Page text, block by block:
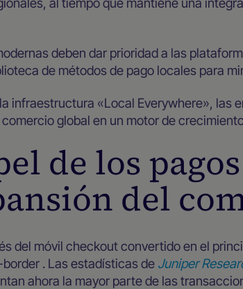
deben dar prioridad a las
de métodos de pago locales para
infraestructura «Local Everywhere», las
global en un motor de
de los
del
del móvil checkout convertido en el
. Las estadísticas de Juniper
ahora la mayor parte de las